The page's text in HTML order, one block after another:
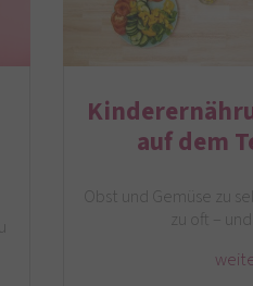
auf dem
Obst und Gemüse zu
zu oft –